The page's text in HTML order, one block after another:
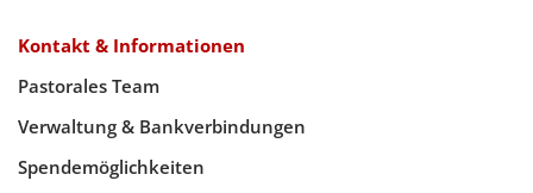
Kontakt & Informationen
Pastorales Team
Verwaltung & Bankverbindungen
Spendemöglichkeiten